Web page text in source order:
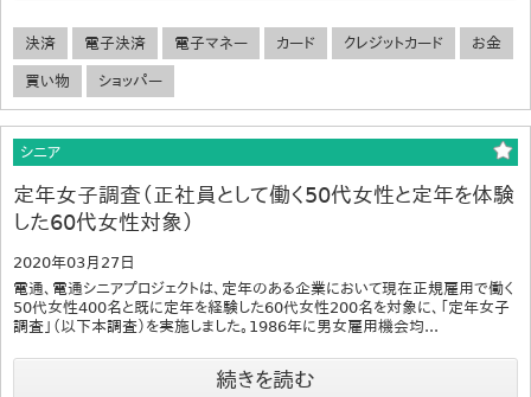
決済 電子決済 電子マネー カード クレジットカード お金
買い物 ショッパー
シニア
定年女子調査（正社員として働く50代女性と定年を体験
した60代女性対象）
2020年03月27日
電通、電通シニアプロジェクトは、定年のある企業において現在正規雇用で働く
50代女性400名と既に定年を経験した60代女性200名を対象に、「定年女子
調査」（以下本調査）を実施しました。1986年に男女雇用機会均...
続きを読む